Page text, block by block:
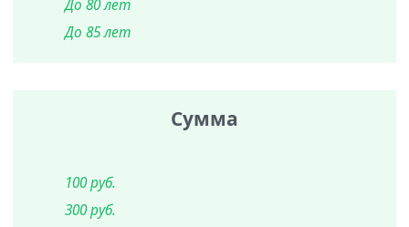
До 80 лет
До 85 лет
Сумма
100 руб.
300 руб.